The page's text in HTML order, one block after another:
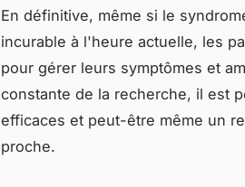
En définitive, même si le
incurable à l'heure actuelle, les
pour gérer leurs symptômes et
constante de la recherche, il est
efficaces et peut-être même un
proche.